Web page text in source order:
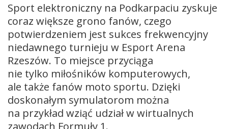
Sport elektroniczny na Podkarpaciu zyskuje
coraz większe grono fanów, czego
potwierdzeniem jest sukces frekwencyjny
niedawnego turnieju w Esport Arena
Rzeszów. To miejsce przyciąga
nie tylko miłośników komputerowych,
ale także fanów moto sportu. Dzięki
doskonałym symulatorom można
na przykład wziąć udział w wirtualnych
zawodach Formuły 1.